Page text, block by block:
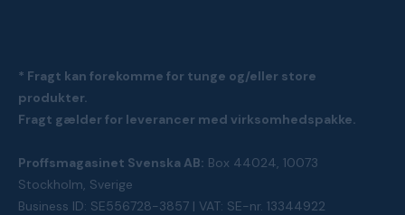
* Fragt kan forekomme for tunge og/eller store
produkter.
Fragt gælder for leverancer med virksomhedspakke.
Proffsmagasinet Svenska AB: Box 44024, 10073
Stockholm, Sverige
Business ID: SE556728-3857 | VAT: SE-nr. 13344922